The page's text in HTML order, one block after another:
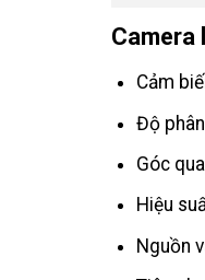
Camera
Cảm
Độ
Góc
Hiệu
Nguồn